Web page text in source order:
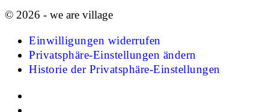
© 2026 - we are village
Einwilligungen widerrufen
Privatsphäre-Einstellungen ändern
Historie der Privatsphäre-Einstellungen